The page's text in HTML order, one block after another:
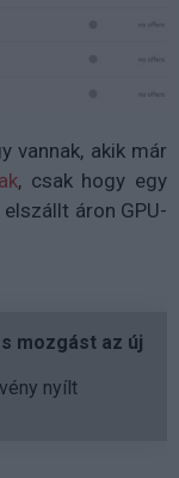
vannak, akik már
, csak hogy egy
áron GPU-
mozgást az új
nyílt